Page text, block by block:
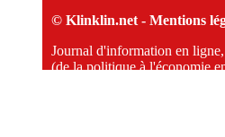
© Klinklin.net - Mentions
Journal d'information en
(de la politique à l'économie